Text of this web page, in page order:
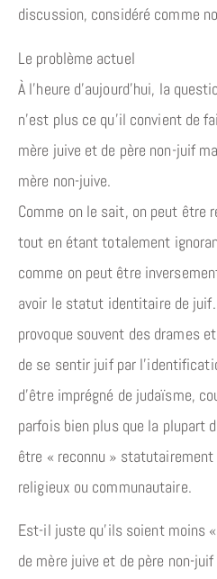
discussion, considéré comme
Le problème actuel
À l’heure d’aujourd’hui, la
n’est plus ce qu’il convient de
mère juive et de père non-juif
mère non-juive.
Comme on le sait, on peut être
tout en étant totalement
comme on peut être
avoir le statut identitaire de
provoque souvent des drames
de se sentir juif par
d’être imprégné de judaïsme,
parfois bien plus que la plupart
être « reconnu »
religieux ou communautaire.
Est-il juste qu’ils soient moins
de mère juive et de père non-juif